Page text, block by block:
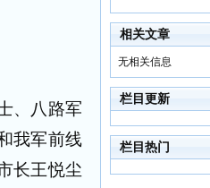
、八路军
我军前线
长王悦尘
相关文章
无相关信息
栏目更新
栏目热门